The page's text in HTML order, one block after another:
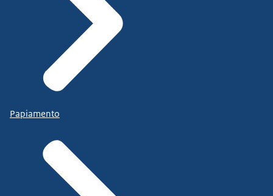
Papiamento